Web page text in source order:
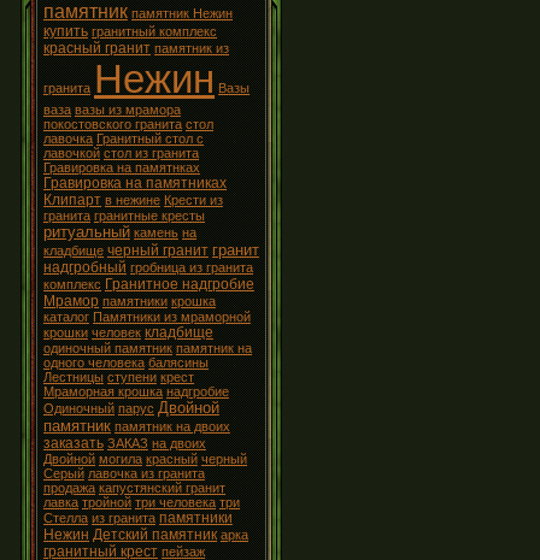
памятник памятник Нежин
купить гранитный комплекс
красный гранит памятник из
гранита Нежин Вазы
ваза вазы из мрамора
покостовского гранита стол
лавочка Гранитный стол с
лавочкой стол из гранита
Гравировка на памятнках
Гравировка на памятниках
Клипарт в нежине Крести из
гранита гранитные кресты
ритуальный камень на
кладбище черный гранит гранит
надгробный гробница из гранита
комплекс Гранитное надгробие
Мрамор памятники крошка
каталог Памятники из мраморной
крошки человек кладбище
одиночный памятник памятник на
одного человека балясины
Лестницы ступени крест
Мраморная крошка надгробие
Одиночный парус Двойной
памятник памятник на двоих
заказать ЗАКАЗ на двоих
Двойной могила красный черный
Серый лавочка из гранита
продажа капустянский гранит
лавка тройной три человека три
Стелла из гранита памятники
Нежин Детский памятник арка
гранитный крест пейзаж